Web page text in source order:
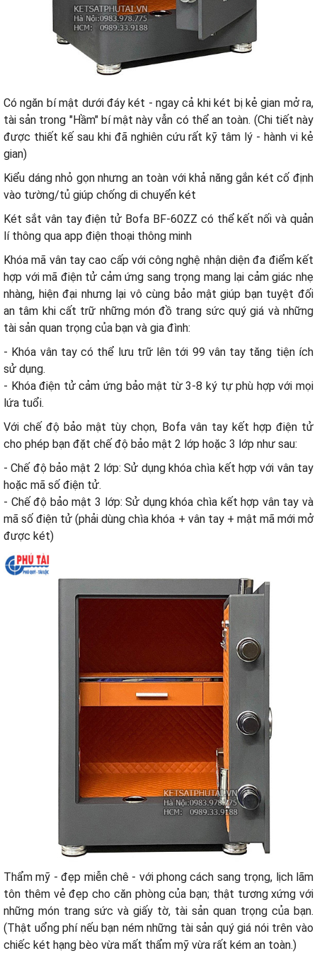
Có ngăn bí mật dưới đáy két - ngay cả khi két bị kẻ gian mở ra,
tài sản trong "Hầm" bí mật này vẫn có thể an toàn. (Chi tiết này
được thiết kế sau khi đã nghiên cứu rất kỹ tâm lý - hành vi kẻ
gian)
Kiểu dáng nhỏ gọn nhưng an toàn với khả năng gắn két cố định
vào tường/tủ giúp chống di chuyển két
Két sắt vân tay điện tử Bofa BF-60ZZ có thể kết nối và quản
lí thông qua app điện thoại thông minh
Khóa mã vân tay cao cấp với công nghệ nhận diện đa điểm kết
hợp với mã điện tử cảm ứng sang trọng mang lại cảm giác nhẹ
nhàng, hiện đại nhưng lại vô cùng bảo mật giúp bạn tuyệt đối
an tâm khi cất trữ những món đồ trang sức quý giá và những
tài sản quan trọng của bạn và gia đình:
- Khóa vân tay có thể lưu trữ lên tới 99 vân tay tăng tiện ích
sử dụng.
- Khóa điện tử cảm ứng bảo mật từ 3-8 ký tự phù hợp với mọi
lứa tuổi.
Với chế độ bảo mật tùy chọn, Bofa vân tay kết hợp điện tử
cho phép bạn đặt chế độ bảo mật 2 lớp hoặc 3 lớp như sau:
- Chế độ bảo mật 2 lớp: Sử dụng khóa chìa kết hợp với vân tay
hoặc mã số điện tử.
- Chế độ bảo mật 3 lớp: Sử dụng khóa chìa kết hợp vân tay và
mã số điện tử (phải dùng chìa khóa + vân tay + mật mã mới mở
được két)
Thẩm mỹ - đẹp miễn chê - với phong cách sang trọng, lịch lãm
tôn thêm vẻ đẹp cho căn phòng của bạn; thật tương xứng với
những món trang sức và giấy tờ, tài sản quan trọng của bạn.
(Thật uổng phí nếu bạn ném những tài sản quý giá nói trên vào
chiếc két hạng bèo vừa mất thẩm mỹ vừa rất kém an toàn.)